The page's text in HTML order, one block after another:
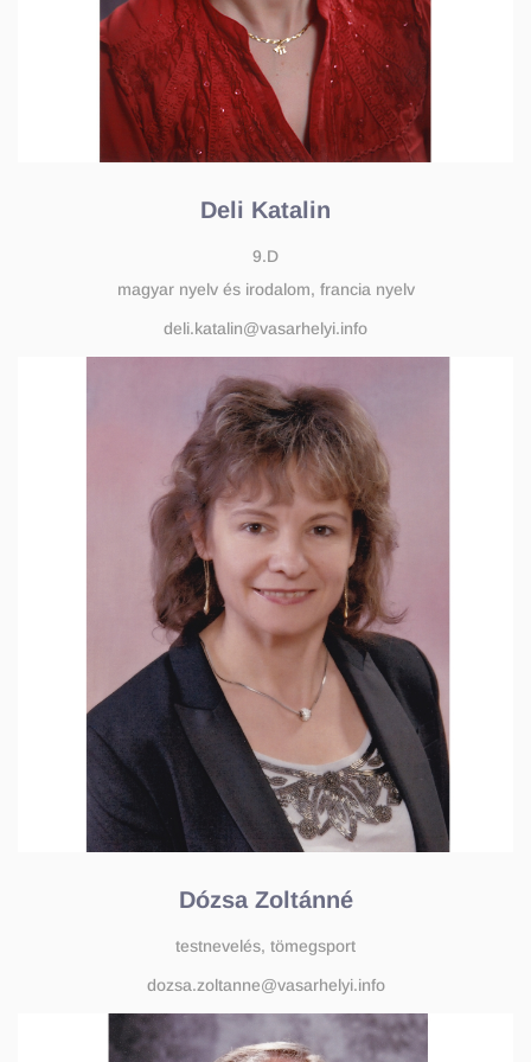
Deli Katalin
9.D
magyar nyelv és irodalom, francia nyelv
deli.katalin@vasarhelyi.info
Dózsa Zoltánné
testnevelés, tömegsport
dozsa.zoltanne@vasarhelyi.info